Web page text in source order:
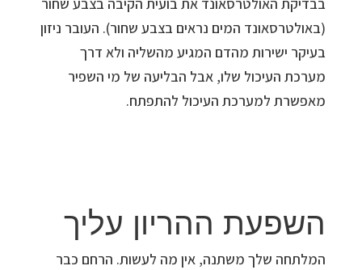
בבדיקת האולטרסאונד את בועית הקיבה בצבע שחור
(באולטרסאונד המים נראים בצבע שחור). העובר ניזון
בעיקר ישירות מהדם המגיע מהשליה ולא דרך
מערכת העיכול שלו, אבל הבליעה של מי השפיר
מאפשרת למערכת העיכול להתפתח.
השפעת ההריון עליך
המלתחה שלך משתנה, אין מה לעשות. הרחם כבר